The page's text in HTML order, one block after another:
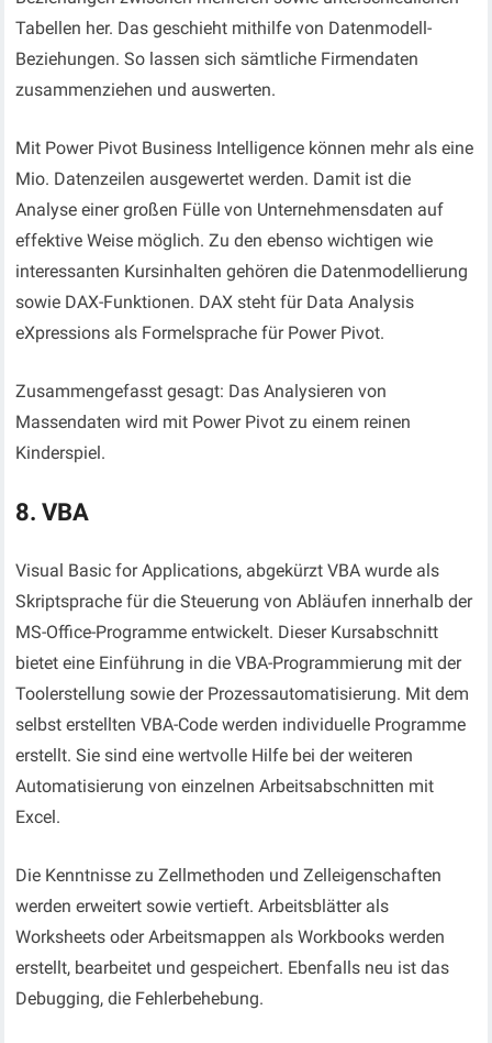
Tabellen her. Das geschieht mithilfe von Datenmodell-
Beziehungen. So lassen sich sämtliche Firmendaten
zusammenziehen und auswerten.
Mit Power Pivot Business Intelligence können mehr als eine
Mio. Datenzeilen ausgewertet werden. Damit ist die
Analyse einer großen Fülle von Unternehmensdaten auf
effektive Weise möglich. Zu den ebenso wichtigen wie
interessanten Kursinhalten gehören die Datenmodellierung
sowie DAX-Funktionen. DAX steht für Data Analysis
eXpressions als Formelsprache für Power Pivot.
Zusammengefasst gesagt: Das Analysieren von
Massendaten wird mit Power Pivot zu einem reinen
Kinderspiel.
8. VBA
Visual Basic for Applications, abgekürzt VBA wurde als
Skriptsprache für die Steuerung von Abläufen innerhalb der
MS-Office-Programme entwickelt. Dieser Kursabschnitt
bietet eine Einführung in die VBA-Programmierung mit der
Toolerstellung sowie der Prozessautomatisierung. Mit dem
selbst erstellten VBA-Code werden individuelle Programme
erstellt. Sie sind eine wertvolle Hilfe bei der weiteren
Automatisierung von einzelnen Arbeitsabschnitten mit
Excel.
Die Kenntnisse zu Zellmethoden und Zelleigenschaften
werden erweitert sowie vertieft. Arbeitsblätter als
Worksheets oder Arbeitsmappen als Workbooks werden
erstellt, bearbeitet und gespeichert. Ebenfalls neu ist das
Debugging, die Fehlerbehebung.